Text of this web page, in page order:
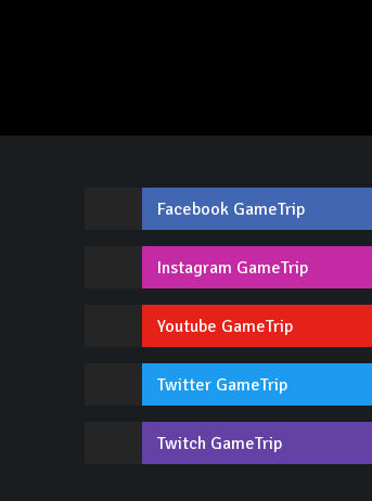
Facebook GameTrip
Instagram GameTrip
Youtube GameTrip
Twitter GameTrip
Twitch GameTrip